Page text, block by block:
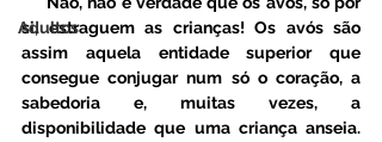
Adultos
si, estraguem as crianças! Os avós são
assim aquela entidade superior que
consegue conjugar num só o coração, a
sabedoria e, muitas vezes, a
disponibilidade que uma criança anseia.